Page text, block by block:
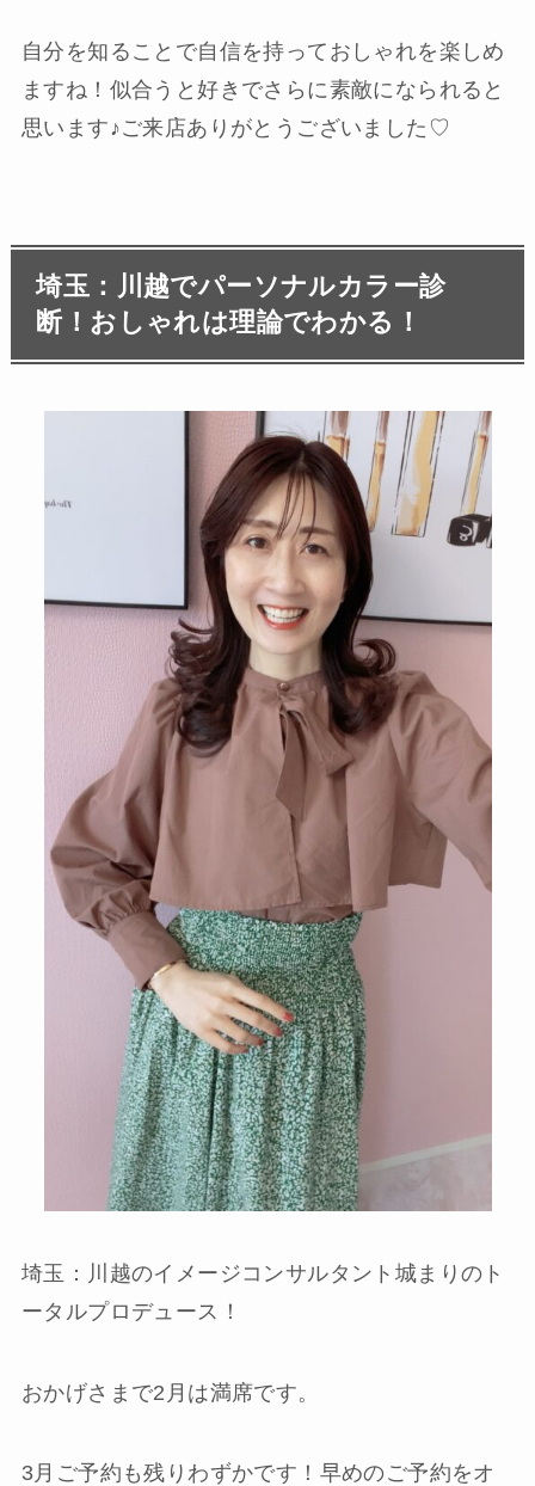
自分を知ることで自信を持っておしゃれを楽しめ
ますね！似合うと好きでさらに素敵になられると
思います♪ご来店ありがとうございました♡
埼玉：川越でパーソナルカラー診
断！おしゃれは理論でわかる！
埼玉：川越のイメージコンサルタント城まりのト
ータルプロデュース！
おかげさまで2月は満席です。
3月ご予約も残りわずかです！早めのご予約をオ